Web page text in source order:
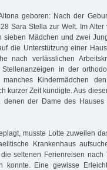
geboren: Nach der
Sara Stella zur Welt. Im
sieben Mädchen und zwei
die Unterstützung einer
nach verlässlichen
in der
Kindermädchen
kurzer Zeit kündigte. Aus
denen der Dame des
musste Lotte zuweilen
Krankenhaus
seltenen Ferienreisen nach
konnte. Eine gewisse